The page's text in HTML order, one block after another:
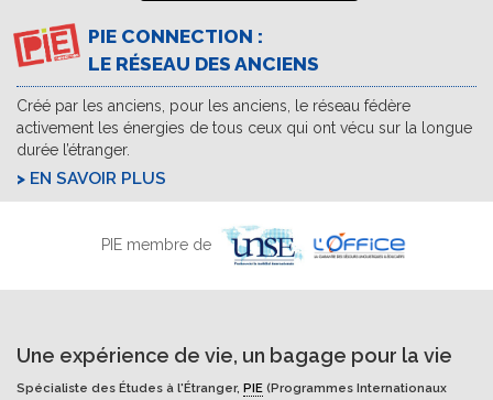
PIE CONNECTION :
LE RÉSEAU DES ANCIENS
Créé par les anciens, pour les anciens, le réseau fédère
activement les énergies de tous ceux qui ont vécu sur la longue
durée l’étranger.
EN SAVOIR PLUS
PIE membre de
Une expérience de vie, un bagage pour la vie
Spécialiste des Études à l'Étranger, PIE (Programmes Internationaux